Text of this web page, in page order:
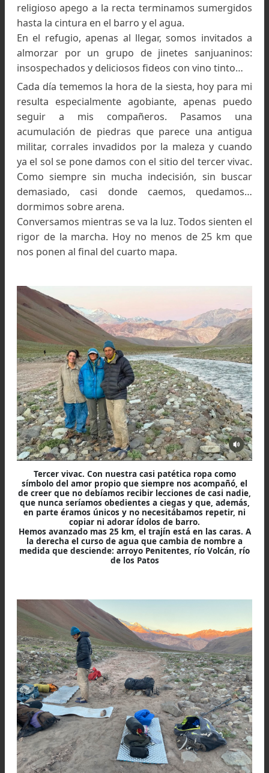
dejar el rumbo oeste, podríamos traspasar
mapas por jornada.
Retomamos el descenso hacia el valle superior
Río de Los Patos. En una hora pasamos
campamento de arrieros y subimos hasta el
de Tierra donde por fin empezamos a ver
inmenso valle casi partido al medio por
extravagante colina alargada, roches
evidencia del paso de un inmenso glaciar.
Antes de mediodía entramos al Valle de los
apuntamos al Refugio Sardina a unos 5
En el vadeo de un río que viene del norte veo
mis compañeros, cansados del trastorno
acompaña cada vadeo, mojan su único
bajo mi desaprobación.
—Eso no esta bien…